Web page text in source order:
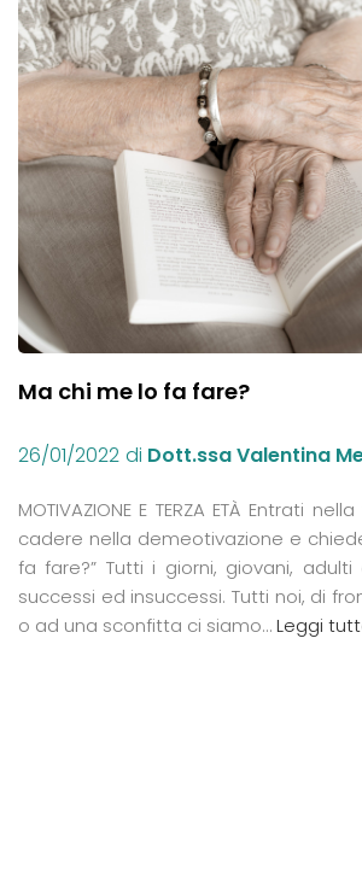
Ma chi me lo fa fare?
26/01/2022 di Dott.ssa Valentina
MOTIVAZIONE E TERZA ETÀ Entrati
cadere nella demeotivazione e
fa fare?” Tutti i giorni, giovani, adulti
successi ed insuccessi. Tutti noi, di
o ad una sconfitta ci siamo…Leggi